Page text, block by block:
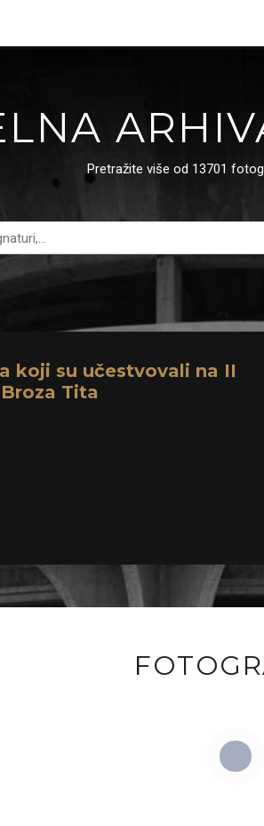
Pretražite više od 13701
koji su učestvovali na II
Tita